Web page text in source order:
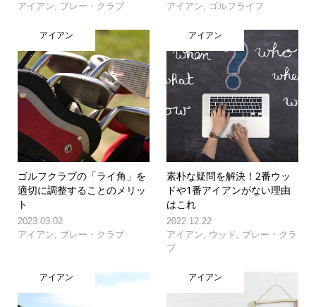
アイアン, プレー・クラブ
アイアン, ゴルフライフ
アイアン
ゴルフクラブの「ライ角」を
適切に調整することのメリッ
ト
2023.03.02
アイアン
プレー・クラブ
アイアン
素朴な疑問を解決！2番ウッ
ドや1番アイアンがない理由
はこれ
2022.12.22
アイアン
ウッド
プレー・クラ
ブ
アイアン アイアン